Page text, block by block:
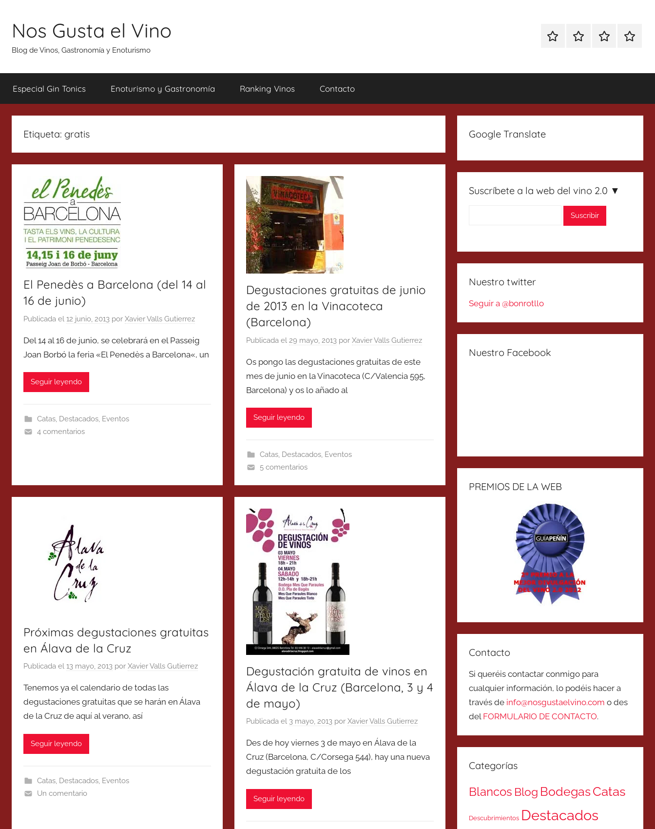
contenido
Nos Gusta el Vino
Blog de Vinos, Gastronomía y Enoturismo
EspecialEnoturismoRanking
Especial Gin Tonics Enoturismo y Gastronomía Ranking Vinos Contacto
Etiqueta: gratis
El Penedès a Barcelona (del 14 al
16 de junio)
Publicada el 12 junio, 2013 por Xavier Valls Gutierrez
Del 14 al 16 de junio, se celebrará en el Passeig
Joan Borbó la feria «El Penedès a Barcelona«, un
Seguir leyendo
Catas, Destacados, Eventos
4 comentarios
Degustaciones gratuitas de junio
de 2013 en la Vinacoteca
(Barcelona)
Publicada el 29 mayo, 2013 porXavier Valls Gutierrez
Os pongo las degustaciones gratuitas de este
mes de junio en la Vinacoteca (C/Valencia 595,
Barcelona) y os lo añado al
Seguir leyendo
Catas, Destacados, Eventos
5 comentarios
Próximas degustaciones gratuitas
en Álava de la Cruz
Publicada el 13 mayo, 2013 por Xavier Valls Gutierrez
Tenemos ya el calendario de todas las
degustaciones gratuitas que se harán en Álava
de la Cruz de aquí al verano, así
Seguir leyendo
Catas, Destacados, Eventos
Un comentario
Degustación gratuita de vinos en
Álava de la Cruz (Barcelona, 3 y 4
de mayo)
Publicada el 3 mayo, 2013 porXavier Valls Gutierrez
Des de hoy viernes 3 de mayo en Álava de la
Cruz (Barcelona, C/Corsega 544), hay una nueva
degustación gratuita de los
Seguir leyendo
Google Translate
Suscríbete a la web del vino 2.0 ▼
Nuestro twitter
Seguir a @bonrotllo
Nuestro Facebook
PREMIOS DE LA WEB
Contacto
Si queréis contactar conmigo para
cualquier información, lo podéis hacer a
través de info@nosgustaelvino.com o des
del FORMULARIO DE CONTACTO.
Categorías
Blancos Blog BodegasCatas
Descubrimientos Destacados